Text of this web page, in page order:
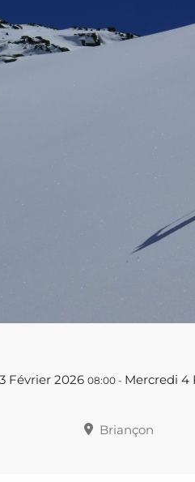
Février 2026 08:00- Mercredi 4
Briançon